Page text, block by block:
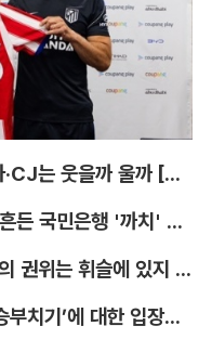
PGA 투어 ‘승강제 도입’...현대차·CJ는 웃을까 울까 [박호윤의 IN&OUT]
스타 아닌 ‘준비의 힘’...K리그 뒤흔든 국민은행 '까치' 사단 [이영규의 비욘더매치]
오심보다 더 뼈아픈 ‘침묵’...심판의 권위는 휘슬에 있지 않다 [박순규의 창]
경기 수 줄이자는 김태형 감독, ‘승부치기’에 대한 입장부터 밝혀야 [김대호의 야구생각]